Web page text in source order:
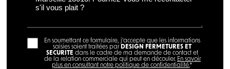
En soumettant ce formulaire, j'accepte que les informations
saisies soient traitées par DESIGN FERMETURES ET
SECURITE dans le cadre de ma demande de contact et
de la relation commerciale qui peut en découler. En savoir
plus en consultant notre politique de confidentialité.*